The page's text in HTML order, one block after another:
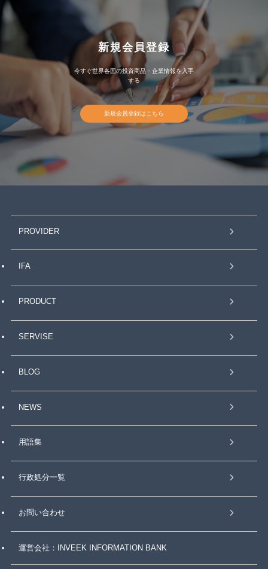
新規会員登録
今すぐ世界各国の投資商品・企業情報を入手
する
新規会員登録はこちら
PROVIDER
IFA
PRODUCT
SERVISE
BLOG
NEWS
用語集
行政処分一覧
お問い合わせ
運営会社：INVEEK INFORMATION BANK